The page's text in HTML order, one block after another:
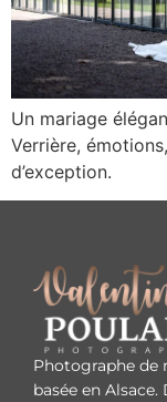
Un mariage
Verrière,
d’exception.
Photographe de
basée en